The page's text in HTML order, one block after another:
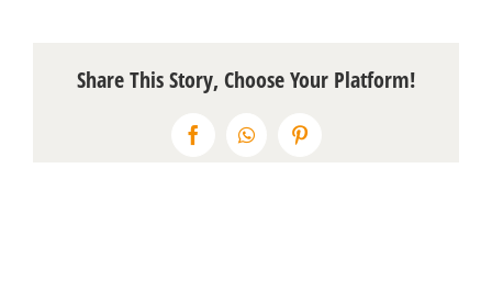
Öffnungszeiten
Share This Story, Choose Your Platform!
FacebookWhatsAppPinterest